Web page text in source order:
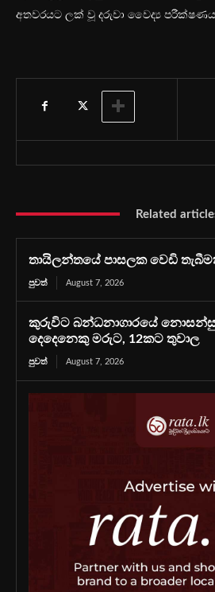
අතවරයට ලක් වූ දරුවා වෛද්‍ය
Related
තායිලන්තයේ පාසලක වෙඩි
පුවත් August 7, 2026
කුරුවිට බන්ධනාගාරයේ
දෙදෙනෙකු මරුට, 12කට තුවාල
පුවත් August 7, 2026